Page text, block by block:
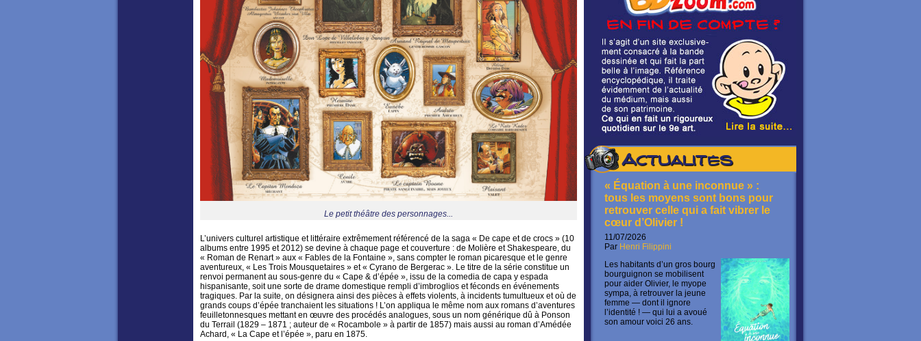
Actualités
« Équation à une inconnue » :
tous les moyens sont bons pour
retrouver celle qui a fait vibrer le
cœur d’Olivier !
11/07/2026
Par Henri Filippini
Les habitants d’un gros bourg
bourguignon se mobilisent
pour aider Olivier, le myope
sympa, à retrouver la jeune
femme — dont il ignore
l’identité ! — qui lui a avoué
son amour voici 26 ans.
Le petit théâtre des personnages...
L’univers culturel artistique et littéraire extrêmement référencé de la saga « De cape et de crocs » (10
albums entre 1995 et 2012) se devine à chaque page et couverture : de Molière et Shakespeare, du
« Roman de Renart » aux « Fables de la Fontaine », sans compter le roman picaresque et le genre
aventureux, « Les Trois Mousquetaires » et « Cyrano de Bergerac ». Le titre de la série constitue un
renvoi permanent au sous-genre du « Cape & d’épée », issu de la comedia de capa y espada
hispanisante, soit une sorte de drame domestique rempli d’imbroglios et féconds en événements
tragiques. Par la suite, on désignera ainsi des pièces à effets violents, à incidents tumultueux et où de
grands coups d’épée tranchaient les situations ! L’on appliqua le même nom aux romans d’aventures
feuilletonnesques mettant en œuvre des procédés analogues, sous un nom générique dû à Ponson
du Terrail (1829 – 1871 ; auteur de « Rocambole » à partir de 1857) mais aussi au roman d’Amédée
Achard, « La Cape et l’épée », paru en 1875.